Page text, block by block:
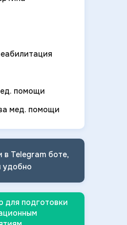
помощи
мед. помощи
в Telegram боте,
удобно
для подготовки